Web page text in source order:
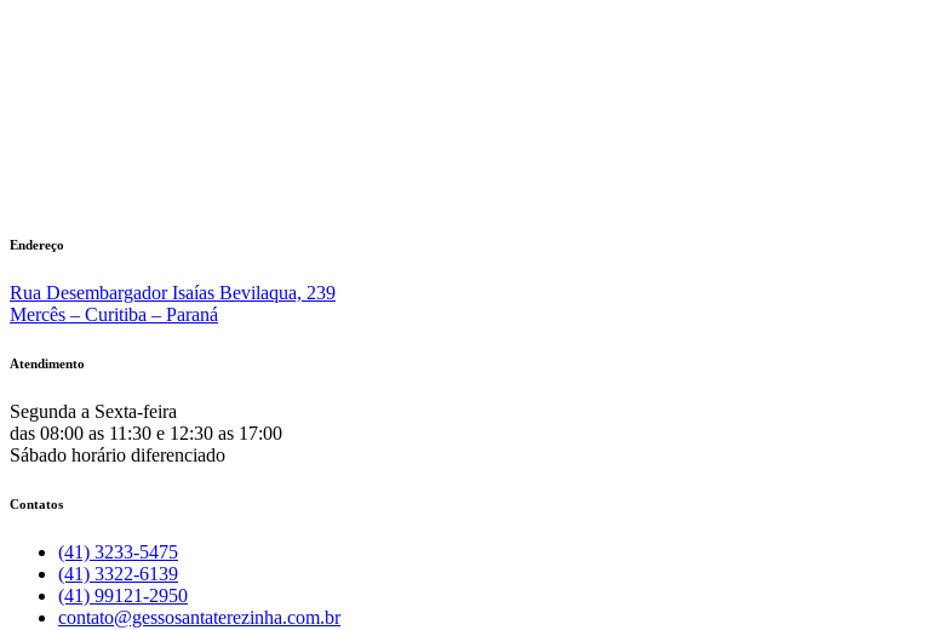
Endereço
Rua Desembargador Isaías Bevilaqua, 239
Mercês – Curitiba – Paraná
Atendimento
Segunda a Sexta-feira
das 08:00 as 11:30 e 12:30 as 17:00
Sábado horário diferenciado
Contatos
(41) 3233-5475
(41) 3322-6139
(41) 99121-2950
contato@gessosantaterezinha.com.br